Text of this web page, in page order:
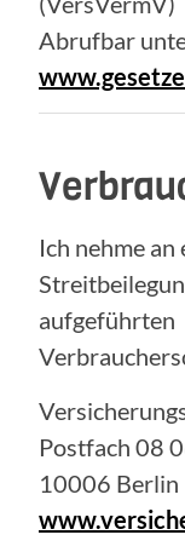
Abrufbar
Ich nehme
aufgeführten
Postfach 08
10006 Berlin